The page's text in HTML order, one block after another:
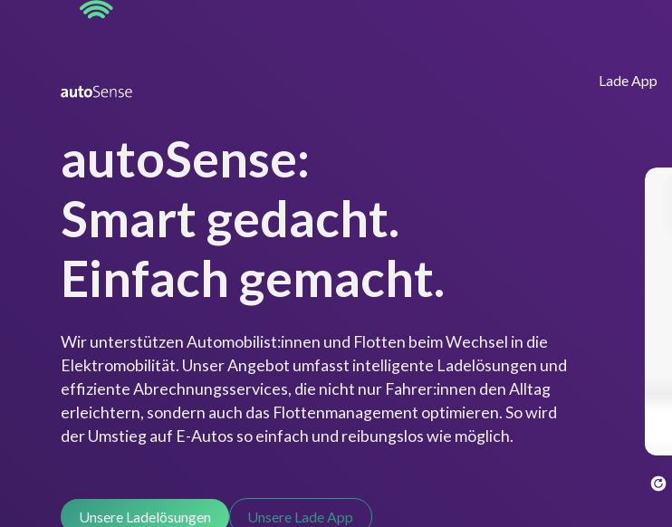
Lade App
autoSense:
Smart gedacht.
Einfach gemacht.
Wir unterstützen Automobilist:innen und Flotten beim Wechsel in die
Elektromobilität. Unser Angebot umfasst intelligente Ladelösungen und
effiziente Abrechnungsservices, die nicht nur Fahrer:innen den Alltag
erleichtern, sondern auch das Flottenmanagement optimieren. So wird
der Umstieg auf E-Autos so einfach und reibungslos wie möglich.
Unsere Ladelösungen Unsere Lade App